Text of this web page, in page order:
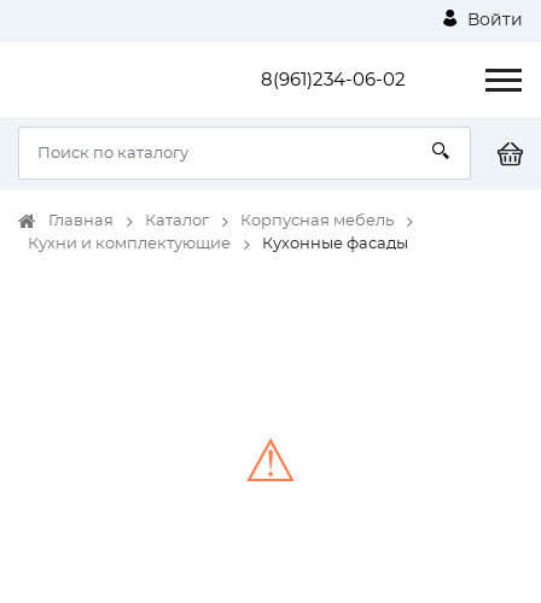
Войти
8(961)234-06-02
Главная Каталог
Корпусная мебель
Кухни и комплектующие
Кухонные фасады
⚠